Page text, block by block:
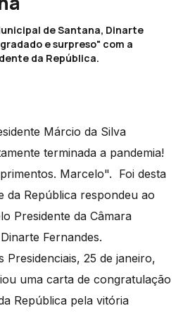
de Santana, Dinarte
e surpreso" com a
da República.
Márcio da Silva
terminada a pandemia!
Marcelo". Foi desta
da República respondeu ao
Presidente da Câmara
Fernandes.
Presidenciais, 25 de janeiro,
uma carta de congratulação
República pela vitória